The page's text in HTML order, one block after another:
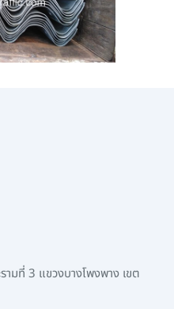
มที่ 3 แขวงบางโพงพาง เขต